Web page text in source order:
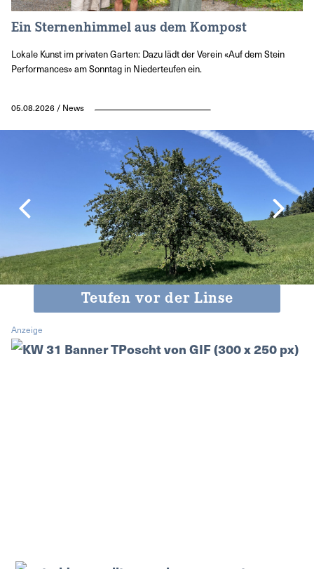
Ein Sternenhimmel aus dem Kompost
Lokale Kunst im privaten Garten: Dazu lädt der Verein «Auf dem Stein
Performances» am Sonntag in Niederteufen ein.
05.08.2026 / News
Teufen vor der Linse
Anzeige